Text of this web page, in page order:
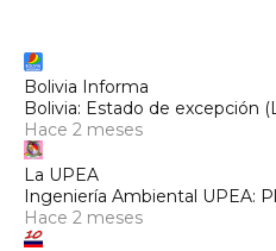
Bolivia Informa
Bolivia: Estado de excepción
Hace 2 meses
La UPEA
Ingeniería Ambiental UPEA:
Hace 2 meses